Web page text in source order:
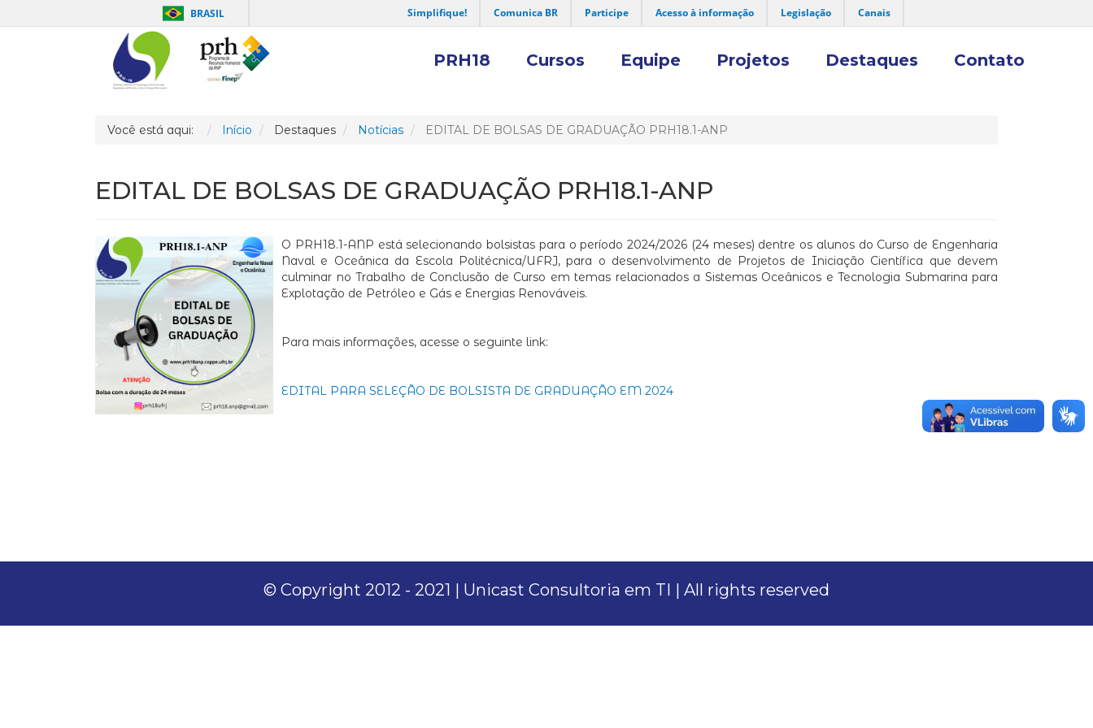
BRASIL Simplifique! Comunica BR Participe Acesso à informação Legislação Canais
PRH18 Cursos Equipe Projetos Destaques Contato
Você está aqui: Início Destaques Notícias EDITAL DE BOLSAS DE GRADUAÇÃO PRH18.1-ANP
EDITAL DE BOLSAS DE GRADUAÇÃO PRH18.1-ANP
O PRH18.1-ANP está selecionando bolsistas para o período 2024/2026 (24 meses) dentre os alunos do Curso de Engenharia
Naval e Oceânica da Escola Politécnica/UFRJ, para o desenvolvimento de Projetos de Iniciação Científica que devem
culminar no Trabalho de Conclusão de Curso em temas relacionados a Sistemas Oceânicos e Tecnologia Submarina para
Explotação de Petróleo e Gás e Energias Renováveis.
Para mais informações, acesse o seguinte link:
EDITAL PARA SELEÇÃO DE BOLSISTA DE GRADUAÇÃO EM 2024
© Copyright 2012 - 2021 | Unicast Consultoria em TI | All rights reserved